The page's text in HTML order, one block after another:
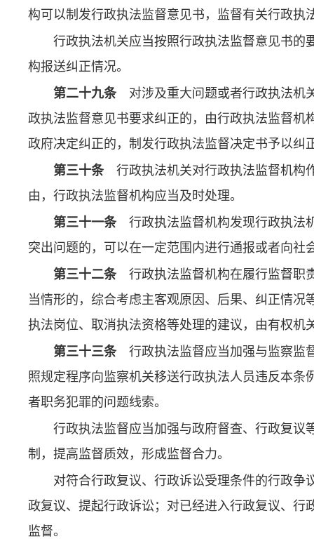
构可以制发行政执法监督意见书，监督有关行政执
行政执法机关应当按照行政执法监督意见书的
构报送纠正情况。
第二十九条 对涉及重大问题或者行政执法机
政执法监督意见书要求纠正的，由行政执法监督
政府决定纠正的，制发行政执法监督决定书予以纠
第三十条 行政执法机关对行政执法监督机构
由，行政执法监督机构应当及时处理。
第三十一条 行政执法监督机构发现行政执法
突出问题的，可以在一定范围内进行通报或者向社
第三十二条 行政执法监督机构在履行监督职
当情形的，综合考虑主客观原因、后果、纠正情
执法岗位、取消执法资格等处理的建议，由有权机
第三十三条 行政执法监督应当加强与监察监
照规定程序向监察机关移送行政执法人员违反本
者职务犯罪的问题线索。
行政执法监督应当加强与政府督查、行政复议
制，提高监督质效，形成监督合力。
对符合行政复议、行政诉讼受理条件的行政
政复议、提起行政诉讼；对已经进入行政复议、
监督。